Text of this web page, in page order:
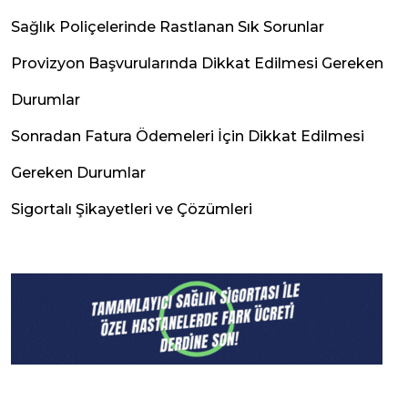
Sağlık Poliçelerinde Rastlanan Sık Sorunlar
Provizyon Başvurularında Dikkat Edilmesi Gereken
Durumlar
Sonradan Fatura Ödemeleri İçin Dikkat Edilmesi
Gereken Durumlar
Sigortalı Şikayetleri ve Çözümleri